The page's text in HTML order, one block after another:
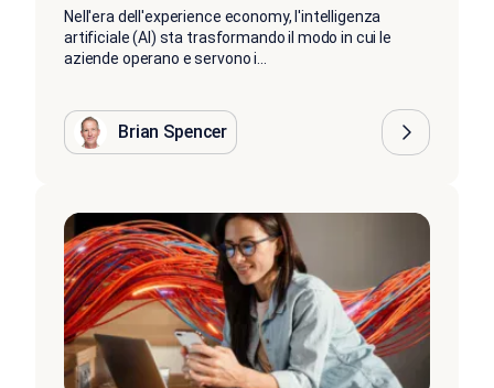
Nell'era dell'experience economy, l'intelligenza
artificiale (AI) sta trasformando il modo in cui le
aziende operano e servono i...
Brian Spencer